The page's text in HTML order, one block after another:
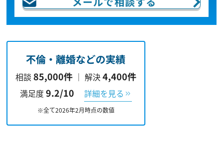
不倫・離婚などの実績
相談 85,000件 ｜ 解決4,400件
満足度 9.2/10 詳細を見る
※全て2026年2月時点の数値